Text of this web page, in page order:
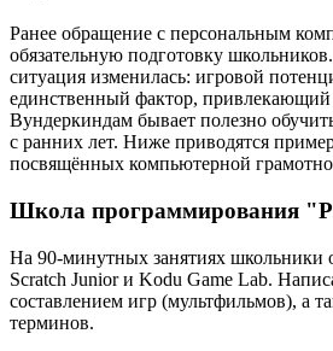
Ранее обращение с персональным
обязательную подготовку
ситуация изменилась: игровой
единственный фактор, привлекающий
Вундеркиндам бывает полезно
с ранних лет. Ниже приводятся
посвящённых компьютерной
Школа программирования
На 90-минутных занятиях школьники
Scratch Junior и Kodu Game Lab.
составлением игр (мультфильмов), а
терминов.